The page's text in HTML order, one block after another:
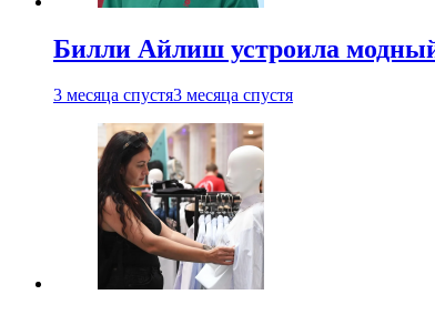
Билли Айлиш устроила
3 месяца спустя3 месяца спустя